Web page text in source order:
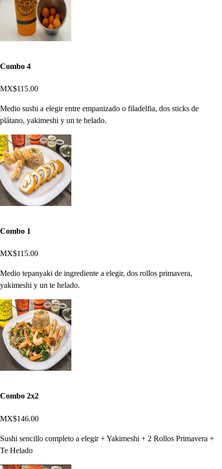
Combo 4
MX$115.00
Medio sushi a elegir entre empanizado o filadelfia, dos sticks de
plátano, yakimeshi y un te helado.
Combo 1
MX$115.00
Medio tepanyaki de ingrediente a elegir, dos rollos primavera,
yakimeshi y un te helado.
Combo 2x2
MX$146.00
Sushi sencillo completo a elegir + Yakimeshi + 2 Rollos Primavera +
Te Helado